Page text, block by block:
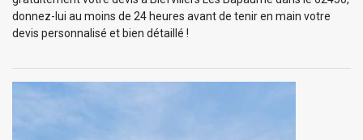
donnez-lui au moins de 24 heures avant de tenir en main votre
devis personnalisé et bien détaillé !